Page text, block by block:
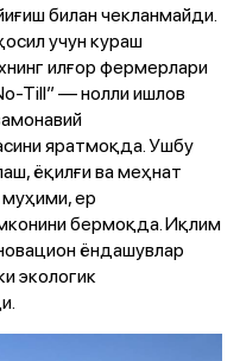
билан чекланмайди.
учун кураш
илғор фермерлари
Till” — нолли ишлов
яратмоқда. Ушбу
ёқилғи ва меҳнат
ер
бермоқда. Иқлим
ёндашувлар
экологик